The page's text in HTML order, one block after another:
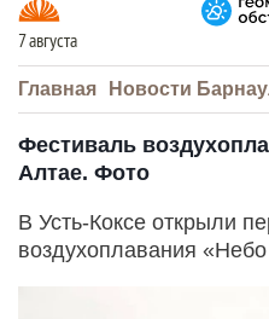
7 августа
Главная Новости
Фестиваль
Алтае. Фото
В Усть-Коксе открыли
воздухоплавания